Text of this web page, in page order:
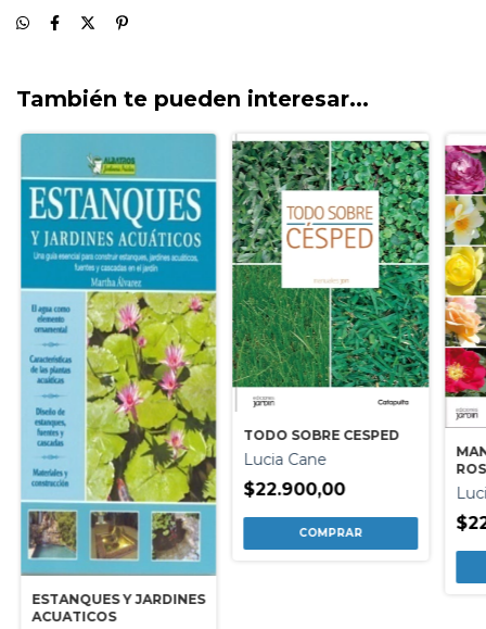
También te pueden interesar...
ESTANQUES Y JARDINES
ACUATICOS
TODO SOBRE CESPED
Lucia Cane
$22.900,00